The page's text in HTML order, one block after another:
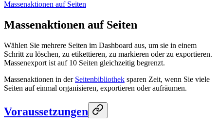
Massenaktionen auf Seiten
Massenaktionen auf Seiten
Wählen Sie mehrere Seiten im Dashboard aus, um sie in einem
Schritt zu löschen, zu etikettieren, zu markieren oder zu exportieren.
Massenexport ist auf 10 Seiten gleichzeitig begrenzt.
Massenaktionen in der Seitenbibliothek sparen Zeit, wenn Sie viele
Seiten auf einmal organisieren, exportieren oder aufräumen.
Voraussetzungen